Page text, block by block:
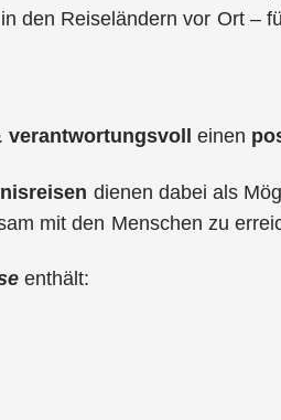
den Reiseländern vor Ort –
einen
dienen dabei als
mit den Menschen zu
enthält: